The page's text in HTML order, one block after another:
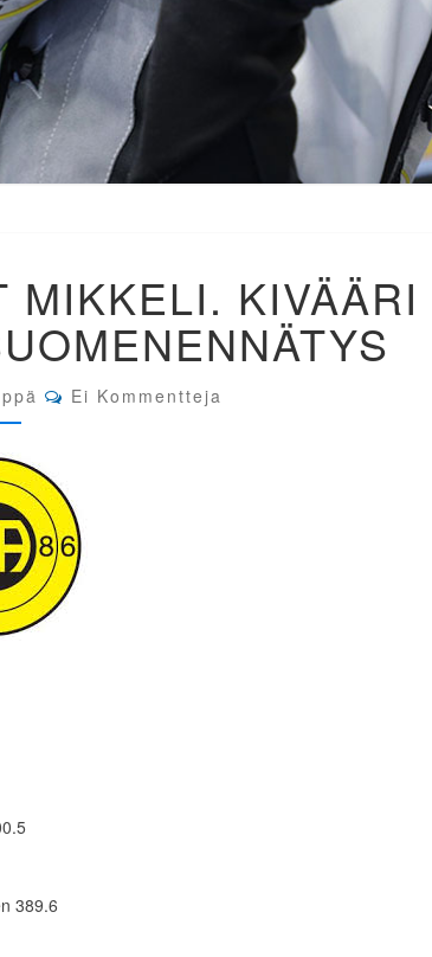
KISATMIKKELI. KIVÄÄRI
Comments
Ei Kommentteja
389.6